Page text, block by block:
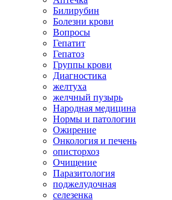
Билирубин
Болезни крови
Вопросы
Гепатит
Гепатоз
Группы крови
Диагностика
желтуха
желчный пузырь
Народная медицина
Нормы и патологии
Ожирение
Онкология и печень
описторхоз
Очищение
Паразитология
поджелудочная
селезенка